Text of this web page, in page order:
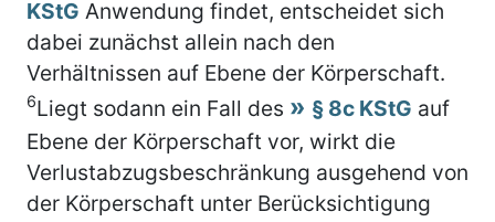
KStG Anwendung findet, entscheidet sich
dabei zunächst allein nach den
Verhältnissen auf Ebene der Körperschaft.
6Liegt sodann ein Fall des § 8c KStG auf
Ebene der Körperschaft vor, wirkt die
Verlustabzugsbeschränkung ausgehend von
der Körperschaft unter Berücksichtigung